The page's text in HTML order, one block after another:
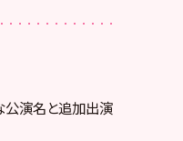
演名と追加出演